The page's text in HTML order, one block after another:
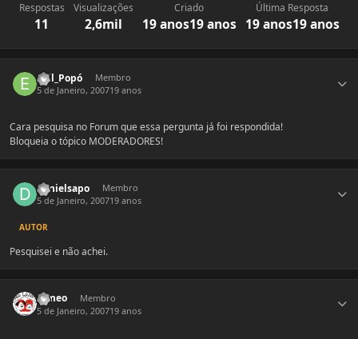
Respostas
11
Visualizações
2,6mil
Criado
19 anos19 anos
Última Resposta
19 anos19 anos
Evil_Popó
Membro
5 de Janeiro, 200719 anos
Cara pesquisa no Forum que essa pergunta já foi respondida!
Bloqueia o tópico MODERADORES!
danielsapo
Membro
5 de Janeiro, 200719 anos
AUTOR
Pesquisei e não achei.
romeo
Membro
5 de Janeiro, 200719 anos